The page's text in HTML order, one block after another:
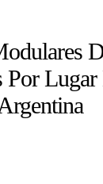
Lugar